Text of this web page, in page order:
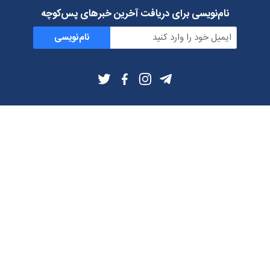
نام‌نویسی برای دریافت آخرین خبرهای پس‌کوچه
نام‌نویسی